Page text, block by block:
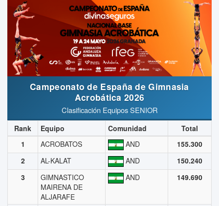
Campeonato de España de Gimnasia
Acrobática 2026
Clasificación Equipos SENIOR
Rank Equipo Comunidad
Total
1
ACROBATOS AND
155.300
2
AL-KALAT AND
150.240
3
GIMNASTICO
MAIRENA DE
ALJARAFE
AND 149.690